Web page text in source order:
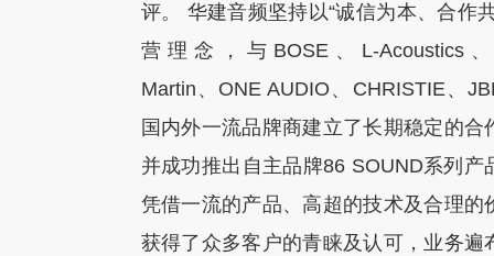
评。 华建音频坚持以“诚信为本、合作
营理念，与BOSE、L-Acoustics
Martin、ONE AUDIO、CHRISTIE、
国内外一流品牌商建立了长期稳定的合
并成功推出自主品牌86 SOUND系列产
凭借一流的产品、高超的技术及合理的
获得了众多客户的青睐及认可，业务遍